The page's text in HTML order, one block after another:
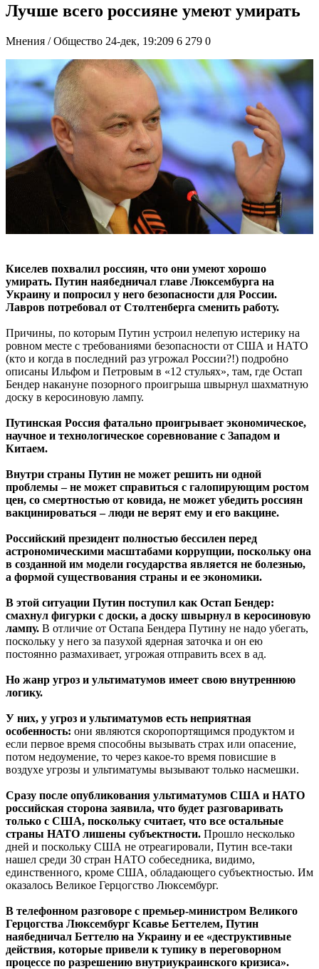
Лучше всего россияне умеют умирать
Мнения / Общество 24-дек, 19:209 6 279 0
Киселев похвалил россиян, что они умеют хорошо
умирать. Путин наябедничал главе Люксембурга на
Украину и попросил у него безопасности для России.
Лавров потребовал от Столтенберга сменить работу.
Причины, по которым Путин устроил нелепую истерику на
ровном месте с требованиями безопасности от США и НАТО
(кто и когда в последний раз угрожал России?!) подробно
описаны Ильфом и Петровым в «12 стульях», там, где Остап
Бендер накануне позорного проигрыша швырнул шахматную
доску в керосиновую лампу.
Путинская Россия фатально проигрывает экономическое,
научное и технологическое соревнование с Западом и
Китаем.
Внутри страны Путин не может решить ни одной
проблемы – не может справиться с галопирующим ростом
цен, со смертностью от ковида, не может убедить россиян
вакцинироваться – люди не верят ему и его вакцине.
Российский президент полностью бессилен перед
астрономическими масштабами коррупции, поскольку она
в созданной им модели государства является не болезнью,
а формой существования страны и ее экономики.
В этой ситуации Путин поступил как Остап Бендер:
смахнул фигурки с доски, а доску швырнул в керосиновую
лампу. В отличие от Остапа Бендера Путину не надо убегать,
поскольку у него за пазухой ядерная заточка и он ею
постоянно размахивает, угрожая отправить всех в ад.
Но жанр угроз и ультиматумов имеет свою внутреннюю
логику.
У них, у угроз и ультиматумов есть неприятная
особенность: они являются скоропортящимся продуктом и
если первое время способны вызывать страх или опасение,
потом недоумение, то через какое-то время повисшие в
воздухе угрозы и ультиматумы вызывают только насмешки.
Сразу после опубликования ультиматумов США и НАТО
российская сторона заявила, что будет разговаривать
только с США, поскольку считает, что все остальные
страны НАТО лишены субъектности. Прошло несколько
дней и поскольку США не отреагировали, Путин все-таки
нашел среди 30 стран НАТО собеседника, видимо,
единственного, кроме США, обладающего субъектностью. Им
оказалось Великое Герцогство Люксембург.
В телефонном разговоре с премьер-министром Великого
Герцогства Люксембург Ксавье Беттелем, Путин
наябедничал Беттелю на Украину и ее «деструктивные
действия, которые привели к тупику в переговорном
процессе по разрешению внутриукраинского кризиса».